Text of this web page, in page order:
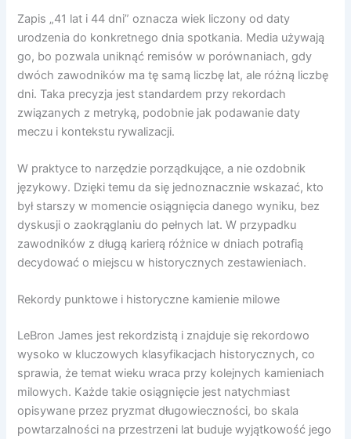
Zapis „41 lat i 44 dni” oznacza wiek liczony od daty
urodzenia do konkretnego dnia spotkania. Media używają
go, bo pozwala uniknąć remisów w porównaniach, gdy
dwóch zawodników ma tę samą liczbę lat, ale różną liczbę
dni. Taka precyzja jest standardem przy rekordach
związanych z metryką, podobnie jak podawanie daty
meczu i kontekstu rywalizacji.
W praktyce to narzędzie porządkujące, a nie ozdobnik
językowy. Dzięki temu da się jednoznacznie wskazać, kto
był starszy w momencie osiągnięcia danego wyniku, bez
dyskusji o zaokrąglaniu do pełnych lat. W przypadku
zawodników z długą karierą różnice w dniach potrafią
decydować o miejscu w historycznych zestawieniach.
Rekordy punktowe i historyczne kamienie milowe
LeBron James jest rekordzistą i znajduje się rekordowo
wysoko w kluczowych klasyfikacjach historycznych, co
sprawia, że temat wieku wraca przy kolejnych kamieniach
milowych. Każde takie osiągnięcie jest natychmiast
opisywane przez pryzmat długowieczności, bo skala
powtarzalności na przestrzeni lat buduje wyjątkowość jego